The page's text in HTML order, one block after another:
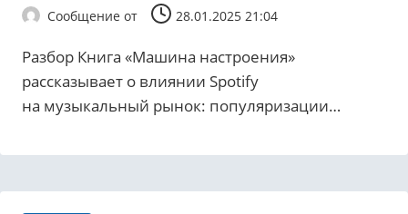
Сообщение от 28.01.2025 21:04
Разбор Книга «Машина настроения»
рассказывает о влиянии Spotify
на музыкальный рынок: популяризации…